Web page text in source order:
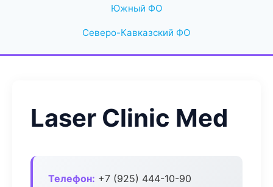
Южный ФО
Северо-Кавказский ФО
Laser Clinic Med
Телефон: +7 (925) 444-10-90